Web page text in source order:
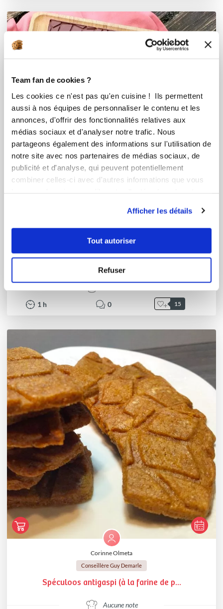
Team fan de cookies ?
Les cookies ce n'est pas qu'en cuisine ! Ils permettent
aussi à nos équipes de personnaliser le contenu et les
annonces, d'offrir des fonctionnalités relatives aux
médias sociaux et d'analyser notre trafic. Nous
partageons également des informations sur l'utilisation de
notre site avec nos partenaires de médias sociaux, de
publicité et d'analyse, qui peuvent potentiellement
combiner celles-ci avec d'autres informations que vous
Afficher les détails
Tout autoriser
Refuser
mosaïque royal chocolat
1 h 0 15
Corinne Olmeta
Conseillère Guy Demarle
Spéculoos antigaspi (à la farine de p...
Aucune note